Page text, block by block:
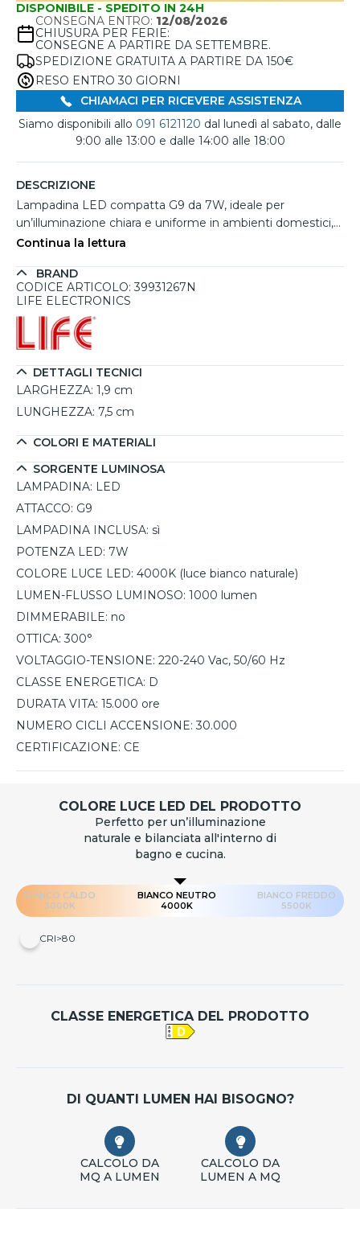
DISPONIBILE - SPEDITO IN 24H
CONSEGNA ENTRO: 12/08/2026
CHIUSURA PER FERIE:
CONSEGNE A PARTIRE DA SETTEMBRE.
SPEDIZIONE GRATUITA A PARTIRE DA 150€
RESO ENTRO 30 GIORNI
CHIAMACI PER RICEVERE ASSISTENZA
Siamo disponibili allo 091 6121120 dal lunedì al sabato, dalle
9:00 alle 13:00 e dalle 14:00 alle 18:00
DESCRIZIONE
Lampadina LED compatta G9 da 7W, ideale per
un’illuminazione chiara e uniforme in ambienti domestici,
grazie alla luce bianco naturale a 4000K e a una
un'efficienza luminosa di 1000 lumen, rendendola perfetta
per piccoli spazi dove è richiesta una luce naturale e ben
di 30.000 cicli di accensione e spegnimento, garantisce un
uso prolungato e ridotte necessità di sostituzione,
ottimizzando il risparmio energetico. Non dimmerabile, è
pensata per installazioni a intensità luminosa costante.
Continua la lettura
BRAND
CODICE ARTICOLO: 39931267N
LIFE ELECTRONICS
DETTAGLI TECNICI
LARGHEZZA: 1,9 cm
LUNGHEZZA: 7,5 cm
COLORI E MATERIALI
SORGENTE LUMINOSA
LAMPADINA: LED
ATTACCO: G9
LAMPADINA INCLUSA: sì
POTENZA LED: 7W
COLORE LUCE LED: 4000K (luce bianco naturale)
LUMEN-FLUSSO LUMINOSO: 1000 lumen
DIMMERABILE: no
OTTICA: 300°
VOLTAGGIO-TENSIONE: 220-240 Vac, 50/60 Hz
CLASSE ENERGETICA: D
DURATA VITA: 15.000 ore
NUMERO CICLI ACCENSIONE: 30.000
CERTIFICAZIONE: CE
COLORE LUCE LED DEL PRODOTTO
Perfetto per un’illuminazione
naturale e bilanciata all'interno di
bagno e cucina.
BIANCO CALDO
3000K
BIANCO NEUTRO
4000K
BIANCO FREDDO
5500K
CRI>80
CLASSE ENERGETICA DEL PRODOTTO
DI QUANTI LUMEN HAI BISOGNO?
CALCOLO DA
MQ A LUMEN
CALCOLO DA
LUMEN A MQ